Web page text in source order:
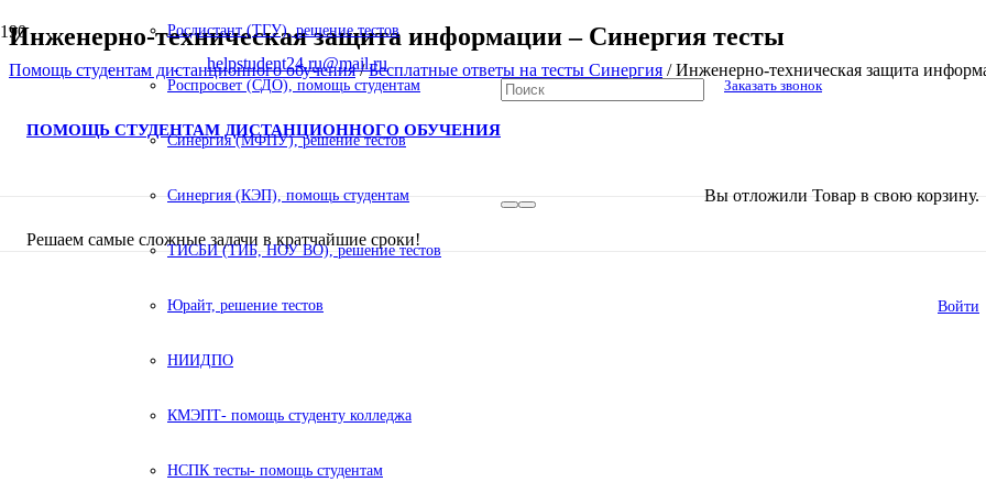
helpstudent24.ru@mail.ru
ПОМОЩЬ СТУДЕНТАМ ДИСТАНЦИОННОГО ОБУЧЕНИЯ
Решаем самые сложные задачи в кратчайшие сроки!
В списке найденных результатов
Заказать звонок
Вы отложили Товар в свою корзину.
Войти
Росдистант (ТГУ), решение тестов
Роспросвет (СДО), помощь студентам
Синергия (МФПУ), решение тестов
Синергия (КЭП), помощь студентам
ТИСБИ (ТИБ, НОУ ВО), решение тестов
Юрайт, решение тестов
НИИДПО
КМЭПТ- помощь студенту колледжа
НСПК тесты- помощь студентам
Инженерно-техническая защита информации – Синергия тесты
Помощь студентам дистанционного обучения/Бесплатные ответы на тесты Синергия /Инженерно-техническая защита